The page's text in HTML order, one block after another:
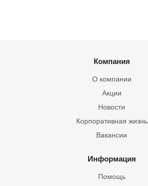
Компания
О компании
Акции
Новости
Корпоративная жизнь
Вакансии
Информация
Помощь